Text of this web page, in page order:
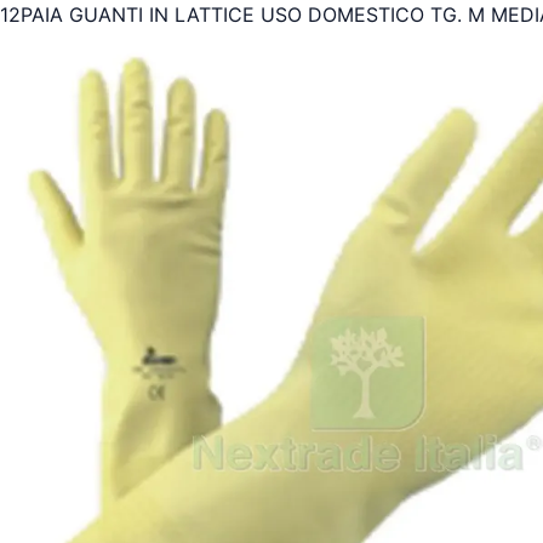
12PAIA GUANTI IN LATTICE USO DOMESTICO TG. M